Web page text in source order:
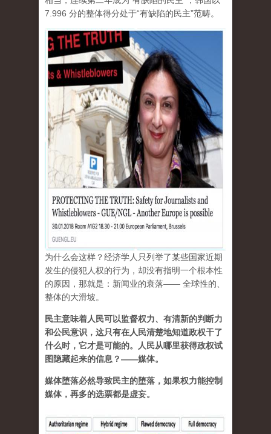
7.996 分的整体得分处于“有缺陷的民主”范畴。
为什么会这样？经济学人只列举了某些国家近期
发生的侵犯人权的行为，却没有指明一个根本性
的原因，那就是：新闻业的衰落—— 全球性的、
整体的大滑坡。
民主意味着人民可以监督权力、有清新的判断力
和公民意识，这只有在人民清楚地知道政权干了
什么时，它才是可能的。人民从哪里获得政权试
图隐藏起来的信息？——媒体。
媒体堕落必然导致民主的堕落，如果权力能控制
媒体，再多的选票都是虚妄。